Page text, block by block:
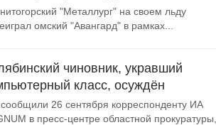
"Металлург" на своем льду
омский "Авангард" в рамках...
чиновник, укравший
класс, осуждён
сообщили 26 сентября корреспонденту ИА
в пресс-центре областной прокуратуры,